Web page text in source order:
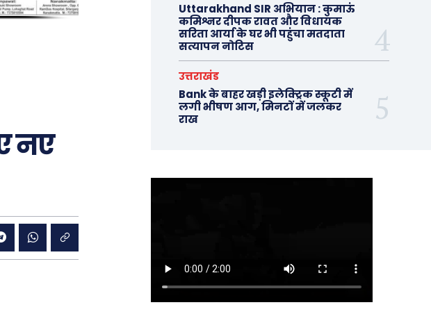
नए
Uttarakhand SIR अभियान : कुमाऊं
कमिश्नर दीपक रावत और विधायक
सरिता आर्या के घर भी पहुंचा मतदाता
सत्यापन नोटिस
उत्तराखंड
Bank के बाहर खड़ी इलेक्ट्रिक स्कूटी में
लगी भीषण आग, मिनटों में जलकर
राख